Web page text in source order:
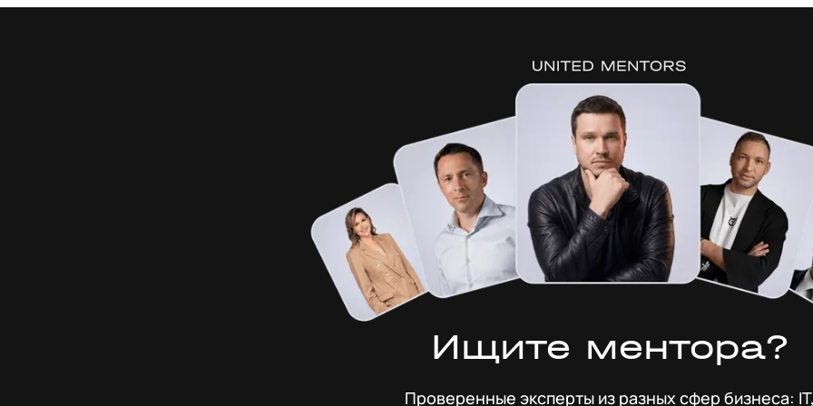
Ищите ментора?
Проверенные эксперты из разных сфер бизнеса: